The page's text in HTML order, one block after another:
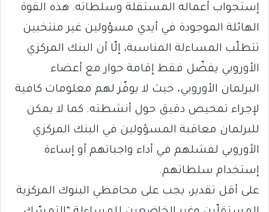
إستجواب أعماله المستقلة وسلطاته. هذه القوة
الهائلة الموجودة في أيدي مسؤولين غير منتخبين
تتطلّب المساءلة المناسبة، إلّا أن البنك المركزي
الأوروبي يفضّل فقط إقامة حوار مع أعضاء
البرلمان الأوروبي، حيث لا يوفّر لهم معلومات كافية
لإجراء تمحيص دقيق حول أنشطته. كما لا يمكن
للبرلمان معاقبة المسؤولين في البنك المركزي
الأوروبي لفشلهم في أداء واجباتهم أو إساءة
إستخدام سلطاتهم.
على أقل تقدير، يجب على محافظي البنوك المركزية